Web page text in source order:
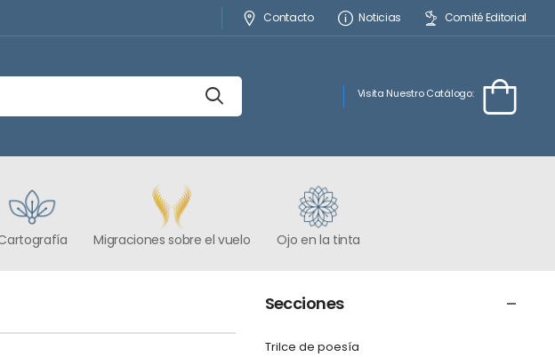
Contacto Noticias Comité Editorial
Visita Nuestro Catálogo:
Migraciones sobre el vuelo Ojo en la tinta
Secciones
Trilce de poesía